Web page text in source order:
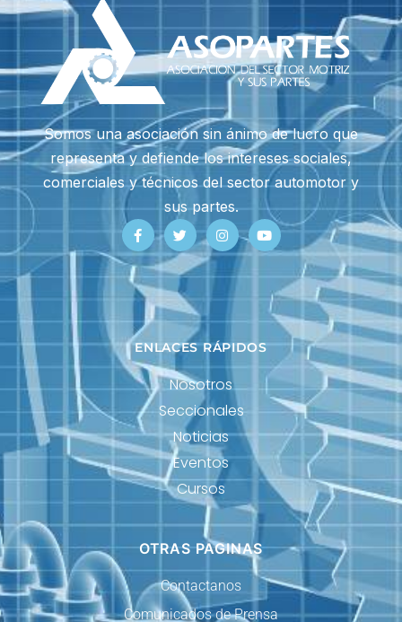
Somos una asociación sin ánimo de lucro que
representa y defiende los intereses sociales,
comerciales y técnicos del sector automotor y
sus partes.
ENLACES RÁPIDOS
Nosotros
Seccionales
Noticias
Eventos
Cursos
OTRAS PAGINAS
Contactanos
Comunicados de Prensa